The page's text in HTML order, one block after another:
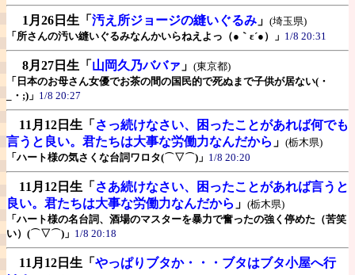
1月26日生 「 汚え所ジョージの縫いぐるみ 」 (埼玉県)
「所さんの汚い縫いぐるみなんかいらねえよっ（●｀ε´●）」 1/8 20:31
8月27日生 「 山岡久乃ババァ 」 (東京都)
「日本のお母さん女優でお茶の間の国民的で死ぬまで子供が居ない(・
_・;)」 1/8 20:27
11月12日生 「 さっ続けなさい、困ったことがあれば何でも
言うと良い。君たちは大事な労働力なんだから 」 (栃木県)
「ハート様の気さくな台詞ワロタ(⌒▽⌒)」 1/8 20:20
11月12日生 「 さあ続けなさい、困ったことがあれば言うと
良い。君たちは大事な労働力なんだから 」 (栃木県)
「ハート様の名台詞、酒場のマスターを暴力で奮ったの強く停めた（苦笑
い）(⌒▽⌒)」 1/8 20:18
11月12日生 「 やっぱりブタか・・・ブタはブタ小屋へ行